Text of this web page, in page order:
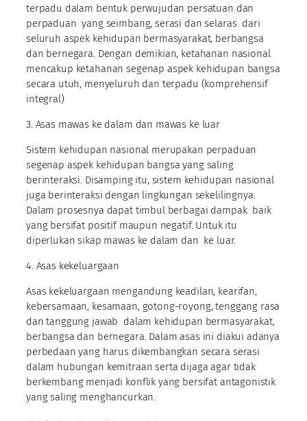
terpadu dalam bentuk perwujudan persatuan dan
perpaduan yang seimbang, serasi dan selaras dari
seluruh aspek kehidupan bermasyarakat, berbangsa
dan bernegara. Dengan demikian, ketahanan nasional
mencakup ketahanan segenap aspek kehidupan bangsa
secara utuh, menyeluruh dan terpadu (komprehensif
integral)
3. Asas mawas ke dalam dan mawas ke luar
Sistem kehidupan nasional merupakan perpaduan
segenap aspek kehidupan bangsa yang saling
berinteraksi. Disamping itu, sistem kehidupan nasional
juga berinteraksi dengan lingkungan sekelilingnya.
Dalam prosesnya dapat timbul berbagai dampak baik
yang bersifat positif maupun negatif. Untuk itu
diperlukan sikap mawas ke dalam dan ke luar.
4. Asas kekeluargaan
Asas kekeluargaan mengandung keadilan, kearifan,
kebersamaan, kesamaan, gotong-royong, tenggang rasa
dan tanggung jawab dalam kehidupan bermasyarakat,
berbangsa dan bernegara. Dalam asas ini diakui adanya
perbedaan yang harus dikembangkan secara serasi
dalam hubungan kemitraan serta dijaga agar tidak
berkembang menjadi konflik yang bersifat antagonistik
yang saling menghancurkan.